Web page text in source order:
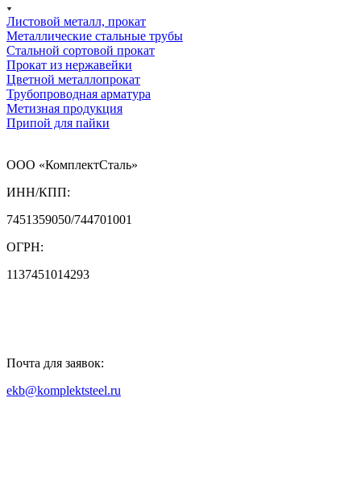
Листовой металл, прокат
Металлические стальные трубы
Стальной сортовой прокат
Прокат из нержавейки
Цветной металлопрокат
Трубопроводная арматура
Метизная продукция
Припой для пайки
ООО «КомплектСталь»
ИНН/КПП:
7451359050/744701001
ОГРН:
1137451014293
Почта для заявок:
ekb@komplektsteel.ru